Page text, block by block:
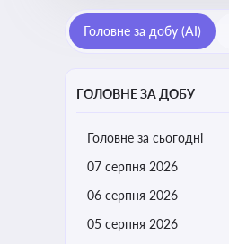
Головне за добу (AI)
ГОЛОВНЕ ЗА ДОБУ
Головне за сьогодні
07 серпня 2026
06 серпня 2026
05 серпня 2026